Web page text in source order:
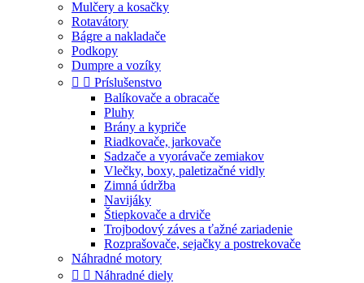
Mulčery a kosačky
Rotavátory
Bágre a nakladače
Podkopy
Dumpre a vozíky
  Príslušenstvo
Balíkovače a obracače
Pluhy
Brány a kypriče
Riadkovače, jarkovače
Sadzače a vyorávače zemiakov
Vlečky, boxy, paletizačné vidly
Zimná údržba
Navijáky
Štiepkovače a drviče
Trojbodový záves a ťažné zariadenie
Rozprašovače, sejačky a postrekovače
Náhradné motory
  Náhradné diely